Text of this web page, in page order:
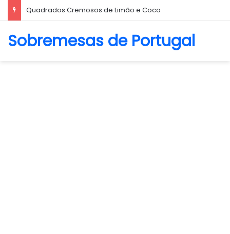
Quadrados Cremosos de Limão e Coco
Sobremesas de Portugal